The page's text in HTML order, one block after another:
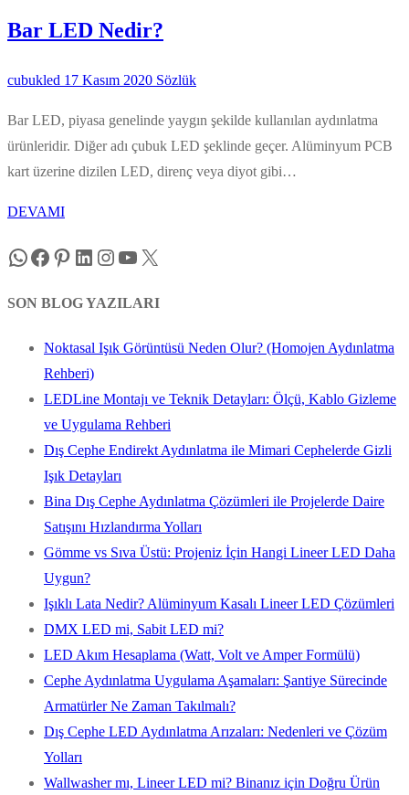
Bar LED Nedir?
cubukled 17 Kasım 2020 Sözlük
Bar LED, piyasa genelinde yaygın şekilde kullanılan aydınlatma
ürünleridir. Diğer adı çubuk LED şeklinde geçer. Alüminyum PCB
kart üzerine dizilen LED, direnç veya diyot gibi…
DEVAMI
WhatsApp
Facebook
Pinterest
LinkedIn
Instagram
YouTube
X
SON BLOG YAZILARI
Noktasal Işık Görüntüsü Neden Olur? (Homojen Aydınlatma
Rehberi)
LEDLine Montajı ve Teknik Detayları: Ölçü, Kablo Gizleme
ve Uygulama Rehberi
Dış Cephe Endirekt Aydınlatma ile Mimari Cephelerde Gizli
Işık Detayları
Bina Dış Cephe Aydınlatma Çözümleri ile Projelerde Daire
Satışını Hızlandırma Yolları
Gömme vs Sıva Üstü: Projeniz İçin Hangi Lineer LED Daha
Uygun?
Işıklı Lata Nedir? Alüminyum Kasalı Lineer LED Çözümleri
DMX LED mi, Sabit LED mi?
LED Akım Hesaplama (Watt, Volt ve Amper Formülü)
Cephe Aydınlatma Uygulama Aşamaları: Şantiye Sürecinde
Armatürler Ne Zaman Takılmalı?
Dış Cephe LED Aydınlatma Arızaları: Nedenleri ve Çözüm
Yolları
Wallwasher mı, Lineer LED mi? Binanız için Doğru Ürün